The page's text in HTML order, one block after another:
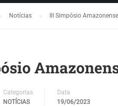
Notícias III Simpósio
Categorias
NOTÍCIAS
Data
19/06/2023